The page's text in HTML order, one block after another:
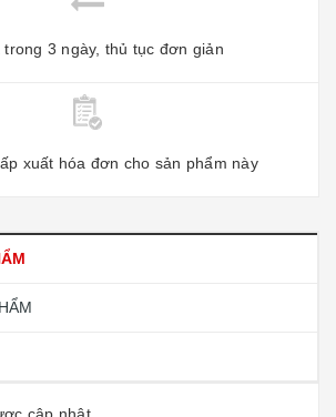
3 ngày, thủ tục đơn giản
xuất hóa đơn cho sản phẩm này